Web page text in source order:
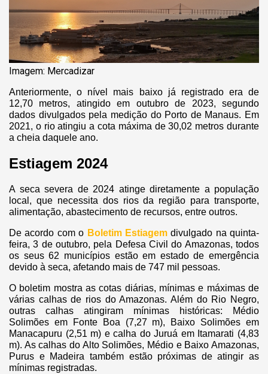
Imagem: Mercadizar
Anteriormente, o nível mais baixo já registrado era de
12,70 metros, atingido em outubro de 2023, segundo
dados divulgados pela medição do Porto de Manaus. Em
2021, o rio atingiu a cota máxima de 30,02 metros durante
a cheia daquele ano.
Estiagem 2024
A seca severa de 2024 atinge diretamente a população
local, que necessita dos rios da região para transporte,
alimentação, abastecimento de recursos, entre outros.
De acordo com o Boletim Estiagemdivulgado na quinta-
feira, 3 de outubro, pela Defesa Civil do Amazonas, todos
os seus 62 municípios estão em estado de emergência
devido à seca, afetando mais de 747 mil pessoas.
O boletim mostra as cotas diárias, mínimas e máximas de
várias calhas de rios do Amazonas. Além do Rio Negro,
outras calhas atingiram mínimas históricas: Médio
Solimões em Fonte Boa (7,27 m), Baixo Solimões em
Manacapuru (2,51 m) e calha do Juruá em Itamarati (4,83
m). As calhas do Alto Solimões, Médio e Baixo Amazonas,
Purus e Madeira também estão próximas de atingir as
mínimas registradas.